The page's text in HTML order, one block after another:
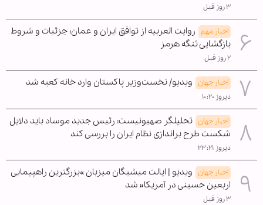
۳ روز قبل
اخبار مهم روایت العربیه از توافق ایران و عمان؛ جزئیات و شروط
بازگشایی تنگه هرمز
۲ روز قبل
اخبار جهان ویدیو/ نخست‌وزیر پاکستان وارد خانه کعبه شد
دیروز ۱۰:۲۰
اخبار جهان تحلیلگر صهیونیست: رئیس جدید موساد باید دلایل
شکست طرح براندازی نظام ایران را بررسی کند
دیروز ۲۳:۲۱
اخبار جهان ویدیو | ایالت میشیگان میزبان »بزرگترین راهپیمایی
اربعین حسینی در آمریکا« شد
۳ روز قبل